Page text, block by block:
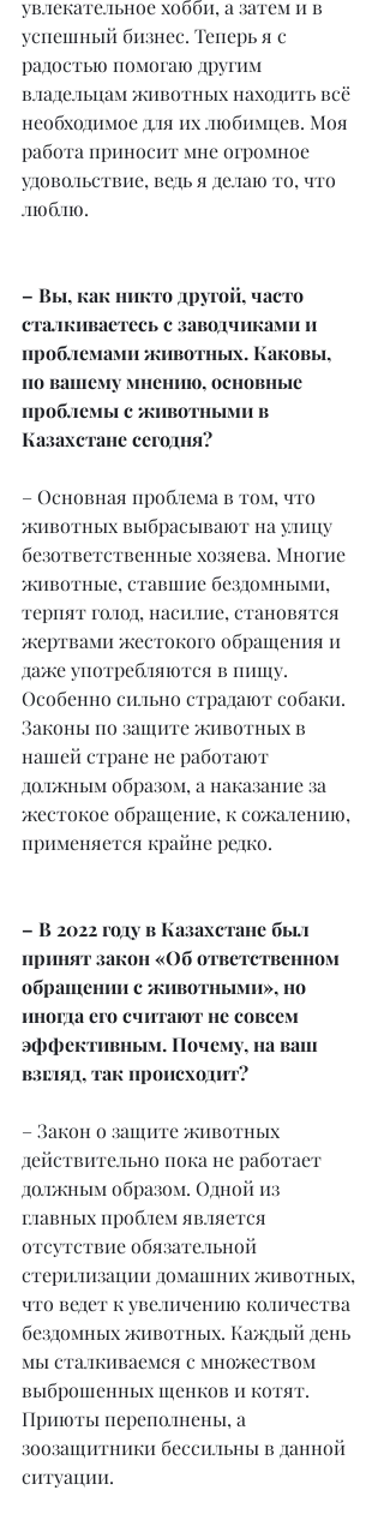
увлекательное хобби, а затем и в
успешный бизнес. Теперь я с
радостью помогаю другим
владельцам животных находить всё
необходимое для их любимцев. Моя
работа приносит мне огромное
удовольствие, ведь я делаю то, что
люблю.
– Вы, как никто другой, часто
сталкиваетесь с заводчиками и
проблемами животных. Каковы,
по вашему мнению, основные
проблемы с животными в
Казахстане сегодня?
– Основная проблема в том, что
животных выбрасывают на улицу
безответственные хозяева. Многие
животные, ставшие бездомными,
терпят голод, насилие, становятся
жертвами жестокого обращения и
даже употребляются в пищу.
Особенно сильно страдают собаки.
Законы по защите животных в
нашей стране не работают
должным образом, а наказание за
жестокое обращение, к сожалению,
применяется крайне редко.
– В 2022 году в Казахстане был
принят закон «Об ответственном
обращении с животными», но
иногда его считают не совсем
эффективным. Почему, на ваш
взгляд, так происходит?
– Закон о защите животных
действительно пока не работает
должным образом. Одной из
главных проблем является
отсутствие обязательной
стерилизации домашних животных,
что ведет к увеличению количества
бездомных животных. Каждый день
мы сталкиваемся с множеством
выброшенных щенков и котят.
Приюты переполнены, а
зоозащитники бессильны в данной
ситуации.